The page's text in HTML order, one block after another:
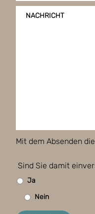
NACHRICHT
Mit dem Absenden
Sind Sie damit
Ja
Nein